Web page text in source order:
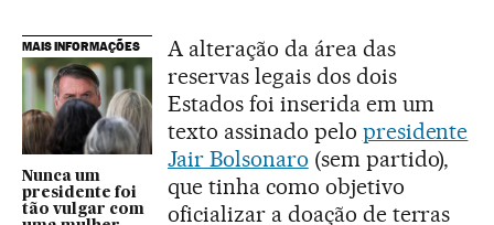
MAIS INFORMAÇÕES
Nunca um
presidente foi
tão vulgar com
A alteração da área das
reservas legais dos dois
Estados foi inserida em um
texto assinado pelo presidente
Jair Bolsonaro (sem partido),
que tinha como objetivo
oficializar a doação de terras